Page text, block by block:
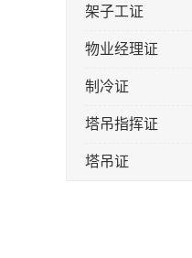
架子工证
物业经理证
制冷证
塔吊指挥证
塔吊证